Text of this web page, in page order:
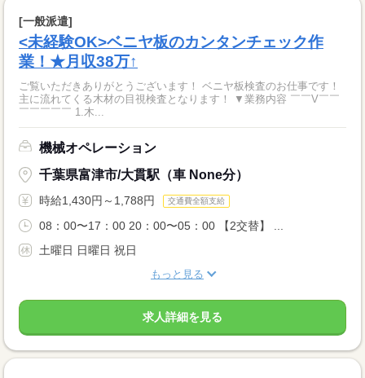
[一般派遣]
<未経験OK>ベニヤ板のカンタンチェック作
業！★月収38万↑
ご覧いただきありがとうございます！ ベニヤ板検査のお仕事です！
主に流れてくる木材の目視検査となります！ ▼業務内容 ￣￣V￣￣
￣￣￣￣￣ 1.木...
機械オペレーション
千葉県富津市/大貫駅（車 None分）
時給1,430円～1,788円 交通費全額支給
08：00〜17：00 20：00〜05：00 【2交替】 ...
土曜日 日曜日 祝日
もっと見る
求人詳細を見る